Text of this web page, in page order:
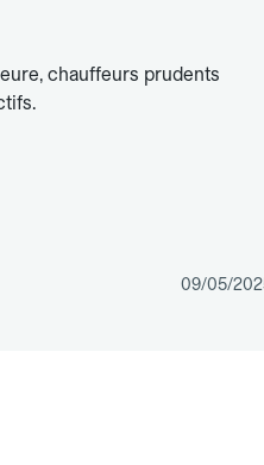
chauffeurs prudents
09/05/